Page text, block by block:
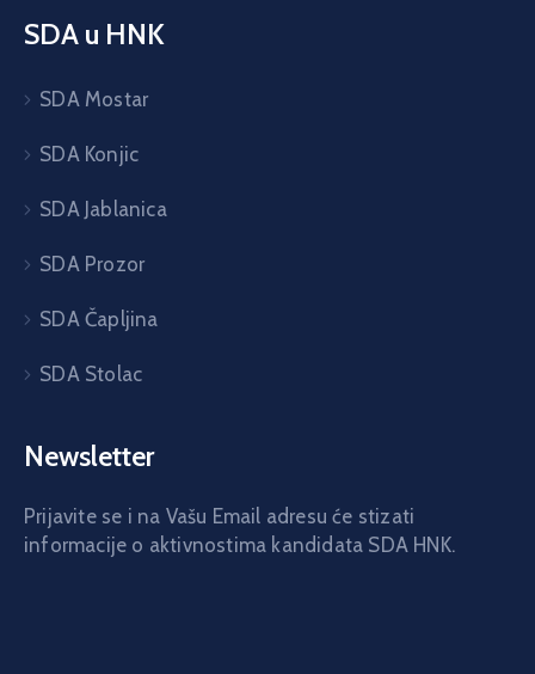
SDA u HNK
SDA Mostar
SDA Konjic
SDA Jablanica
SDA Prozor
SDA Čapljina
SDA Stolac
Newsletter
Prijavite se i na Vašu Email adresu će stizati
informacije o aktivnostima kandidata SDA HNK.